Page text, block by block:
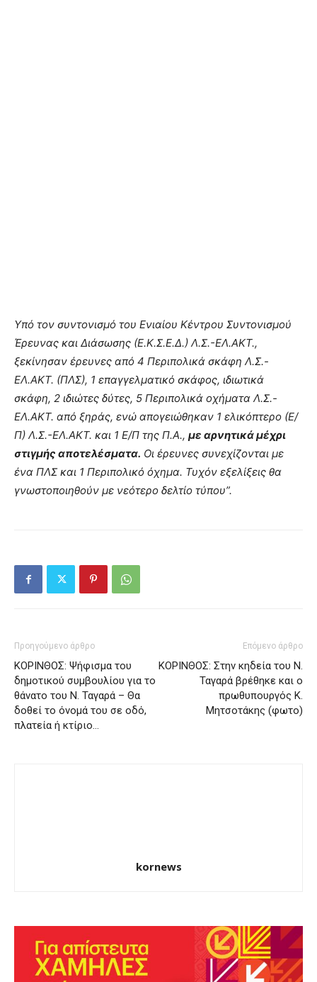
Υπό τον συντονισμό του Ενιαίου Κέντρου Συντονισμού
Έρευνας και Διάσωσης (Ε.Κ.Σ.Ε.Δ.) Λ.Σ.-ΕΛ.ΑΚΤ.,
ξεκίνησαν έρευνες από 4 Περιπολικά σκάφη Λ.Σ.-
ΕΛ.ΑΚΤ. (ΠΛΣ), 1 επαγγελματικό σκάφος, ιδιωτικά
σκάφη, 2 ιδιώτες δύτες, 5 Περιπολικά οχήματα Λ.Σ.-
ΕΛ.ΑΚΤ. από ξηράς, ενώ απογειώθηκαν 1 ελικόπτερο (Ε/
Π) Λ.Σ.-ΕΛ.ΑΚΤ. και 1 Ε/Π της Π.Α., με αρνητικά μέχρι
στιγμής αποτελέσματα. Οι έρευνες συνεχίζονται με
ένα ΠΛΣ και 1 Περιπολικό όχημα. Τυχόν εξελίξεις θα
γνωστοποιηθούν με νεότερο δελτίο τύπου”.
Προηγούμενο άρθρο
ΚΟΡΙΝΘΟΣ: Ψήφισμα του
δημοτικού συμβουλίου για το
θάνατο του Ν. Ταγαρά – Θα
δοθεί το όνομά του σε οδό,
πλατεία ή κτίριο…
Επόμενο άρθρο
ΚΟΡΙΝΘΟΣ: Στην κηδεία του Ν.
Ταγαρά βρέθηκε και ο
πρωθυπουργός Κ.
Μητσοτάκης (φωτο)
kornews